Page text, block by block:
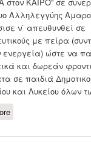
Αλληλεγγύης
ν` απευθυνθεί σε
με πείρα
ενεργεία) ώστε να
και δωρεάν
σε παιδιά
και Λυκείου όλων
about ΦΡΟΝΤΙΣΤΗΡΙΟ
ΜΑΡΟΥΣΙ